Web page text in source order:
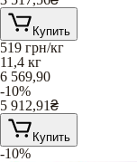
Купить
519 грн/кг
11,4 кг
6 569,90
-10%
5 912,91₴
Купить
-10%